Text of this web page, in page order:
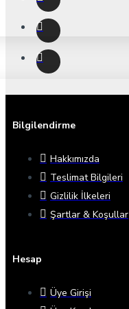
Bilgilendirme
Hakkımızda
Teslimat Bilgileri
Gizlilik İlkeleri
Şartlar & Koşullar
Hesap
Üye Girişi